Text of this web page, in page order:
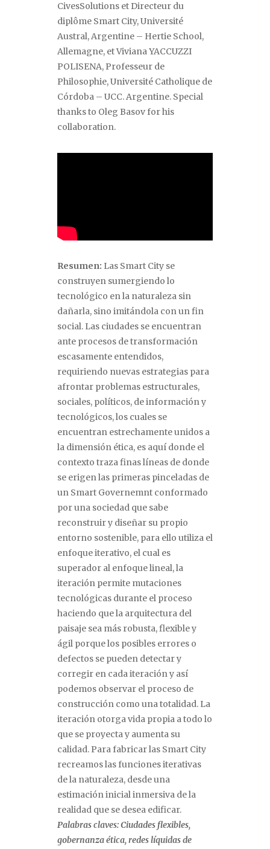
CivesSolutions et Directeur du
diplôme Smart City, Université
Austral, Argentine – Hertie School,
Allemagne, etViviana YACCUZZI
POLISENA, Professeur de
Philosophie, Université Catholique de
Córdoba – UCC. Argentine. Special
thanks to Oleg Basov for his
collaboration.
Resumen: Las Smart City se
construyen sumergiendo lo
tecnológico en la naturaleza sin
dañarla, sino imitándola con un fin
social. Las ciudades se encuentran
ante procesos de transformación
escasamente entendidos,
requiriendo nuevas estrategias para
afrontar problemas estructurales,
sociales, políticos, de información y
tecnológicos, los cuales se
encuentran estrechamente unidos a
la dimensión ética, es aquí donde el
contexto traza finas líneas de donde
se erigen las primeras pinceladas de
un Smart Governemnt conformado
por una sociedad que sabe
reconstruir y diseñar su propio
entorno sostenible, para ello utiliza el
enfoque iterativo, el cual es
superador al enfoque lineal, la
iteración permite mutaciones
tecnológicas durante el proceso
haciendo que la arquitectura del
paisaje sea más robusta, flexible y
ágil porque los posibles errores o
defectos se pueden detectar y
corregir en cada iteración y así
podemos observar el proceso de
construcción como una totalidad. La
iteración otorga vida propia a todo lo
que se proyecta y aumenta su
calidad. Para fabricar las Smart City
recreamos las funciones iterativas
de la naturaleza, desde una
estimación inicial inmersiva de la
realidad que se desea edificar.
Palabras claves: Ciudades flexibles,
gobernanza ética, redes líquidas de